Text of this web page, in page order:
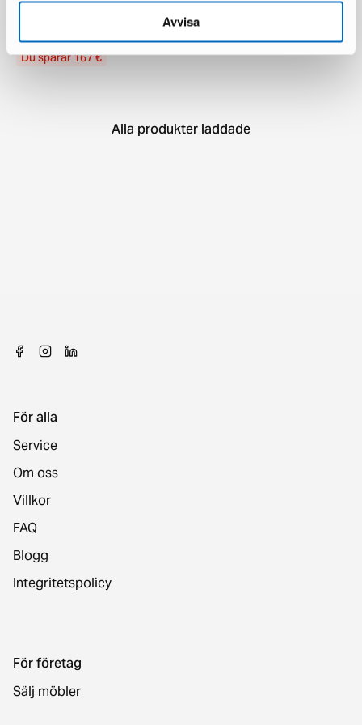
Avvisa
sammetsstol beige
190 € 357 €
Du sparar 167 €
Alla produkter laddade
För alla
Service
Om oss
Villkor
FAQ
Blogg
Integritetspolicy
För företag
Sälj möbler